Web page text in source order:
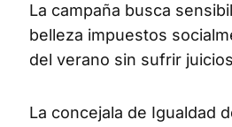
La campaña busca
belleza impuestos
del verano sin sufrir
La concejala de Igualdad